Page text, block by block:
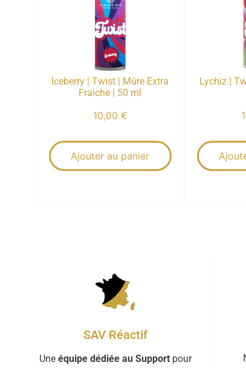
Iceberry | Twist | Mûre Extra
Fraiche | 50 ml
10,00 €
Ajouter au panier
Lychiz |
SAV Réactif
Une équipe dédiée au Supportpour